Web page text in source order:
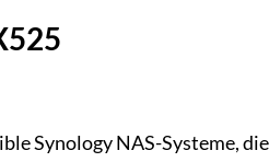
Synology NAS-Systeme,